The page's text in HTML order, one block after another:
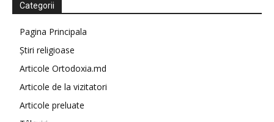
Categorii
Pagina Principala
Știri religioase
Articole Ortodoxia.md
Articole de la vizitatori
Articole preluate